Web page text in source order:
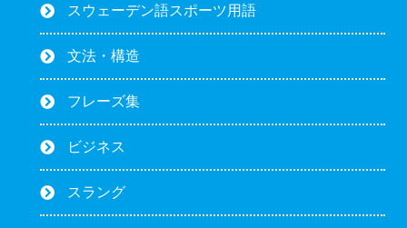
スウェーデン語スポーツ用語
文法・構造
フレーズ集
ビジネス
スラング